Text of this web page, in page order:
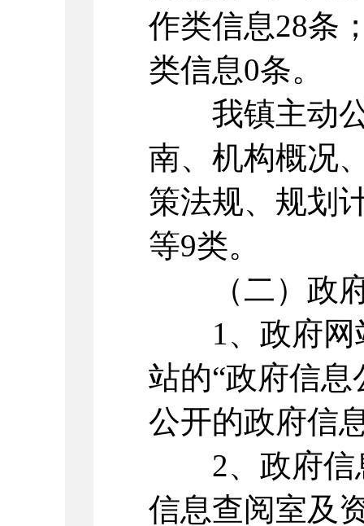
作类信息28条
类信息0条。
我镇主动公
南、机构概况
策法规、规划
等9类。
（二）政府
1、政府网
站的“政府信
公开的政府信
2、政府信
信息查阅室及